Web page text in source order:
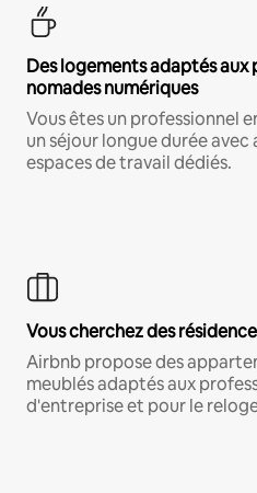
Des logements adaptés aux
nomades numériques
Vous êtes un professionnel
un séjour longue durée
espaces de travail dédiés.
Vous cherchez des
Airbnb propose des
meublés adaptés aux
d'entreprise et pour le